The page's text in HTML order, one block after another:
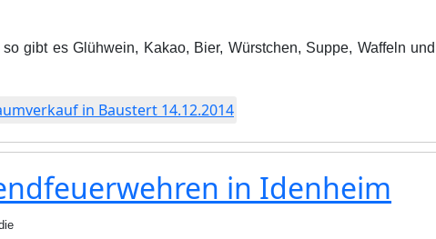
gibt es Glühwein, Kakao, Bier, Würstchen, Suppe, Waffeln und
in Baustert 14.12.2014
in Idenheim